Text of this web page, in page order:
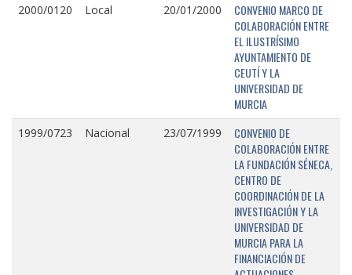
2000/0120 Local 20/01/2000
CONVENIO MARCO DE
COLABORACIÓN ENTRE
EL ILUSTRÍSIMO
AYUNTAMIENTO DE
CEUTÍ Y LA
UNIVERSIDAD DE
MURCIA
1999/0723 Nacional 23/07/1999
CONVENIO DE
COLABORACIÓN ENTRE
LA FUNDACIÓN SÉNECA,
CENTRO DE
COORDINACIÓN DE LA
INVESTIGACIÓN Y LA
UNIVERSIDAD DE
MURCIA PARA LA
FINANCIACIÓN DE